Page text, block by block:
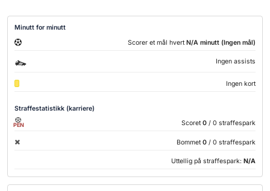
Minutt for minutt
Scorer et mål hvertN/A minutt (Ingen mål)
Ingen assists
Ingen kort
Straffestatistikk (karriere)
PEN Scoret 0 / 0 straffespark
Bommet 0 / 0 straffespark
Uttellig på straffespark: N/A